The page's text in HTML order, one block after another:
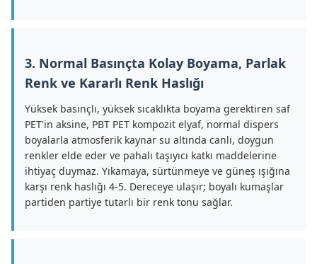
3. Normal Basınçta Kolay Boyama, Parlak
Renk ve Kararlı Renk Haslığı
Yüksek basınçlı, yüksek sıcaklıkta boyama gerektiren saf
PET'in aksine, PBT PET kompozit elyaf, normal dispers
boyalarla atmosferik kaynar su altında canlı, doygun
renkler elde eder ve pahalı taşıyıcı katkı maddelerine
ihtiyaç duymaz. Yıkamaya, sürtünmeye ve güneş ışığına
karşı renk haslığı 4-5. Dereceye ulaşır; boyalı kumaşlar
partiden partiye tutarlı bir renk tonu sağlar.